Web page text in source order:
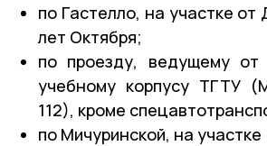
по Гастелло, на участке
лет Октября;
по проезду, ведущему от
учебному корпусу ТГТУ
112), кроме
по Мичуринской, на